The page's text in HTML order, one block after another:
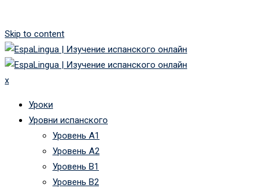
Skip to content
x
Уроки
Уровни испанского
Уровень А1
Уровень А2
Уровень B1
Уровень B2